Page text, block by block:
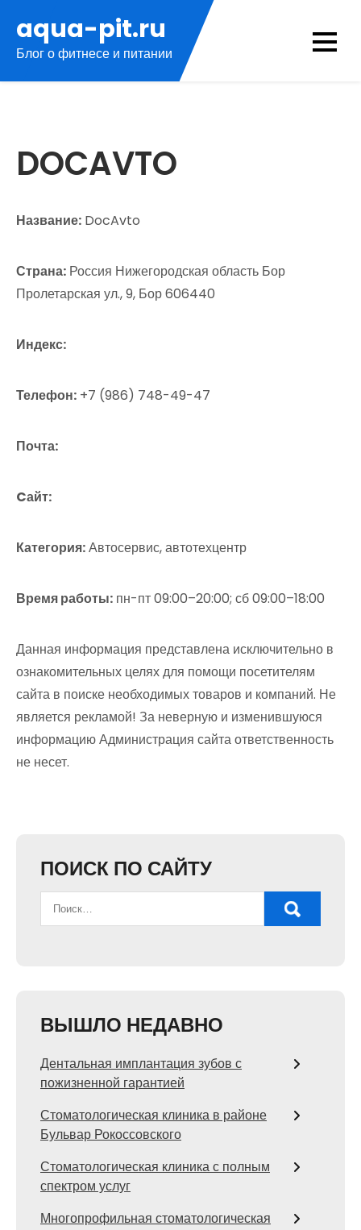
содержимому
aqua-pit.ru
Блог о фитнесе и питании
DOCAVTO
Название: DocAvto
Страна: Россия Нижегородская область Бор
Пролетарская ул., 9, Бор 606440
Индекс:
Телефон: +7 (986) 748-49-47
Почта:
Cайт:
Категория:Автосервис, автотехцентр
Время работы: пн-пт 09:00–20:00; сб 09:00–18:00
Данная информация представлена исключительно в
ознакомительных целях для помощи посетителям
сайта в поиске необходимых товаров и компаний. Не
является рекламой! За неверную и изменившуюся
информацию Администрация сайта ответственность
не несет.
ПОИСК ПО САЙТУ
ВЫШЛО НЕДАВНО
Дентальная имплантация зубов с
пожизненной гарантией
Стоматологическая клиника в районе
Бульвар Рокоссовского
Стоматологическая клиника с полным
спектром услуг
Многопрофильная стоматологическая